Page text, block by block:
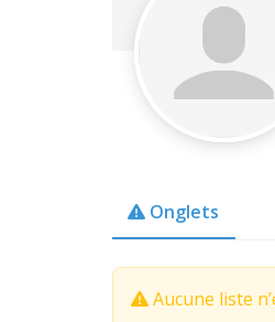
Onglets
Aucune liste